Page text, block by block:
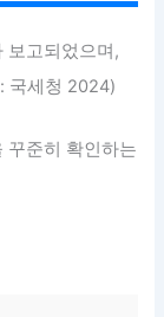
보고되었으며,
국세청 2024)
꾸준히 확인하는